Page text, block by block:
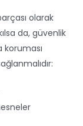
olarak
da, güvenlik